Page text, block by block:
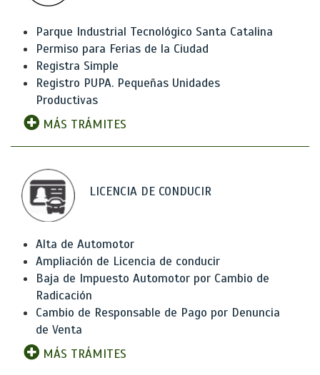
Parque Industrial Tecnológico Santa Catalina
Permiso para Ferias de la Ciudad
Registra Simple
Registro PUPA. Pequeñas Unidades
Productivas
MÁS TRÁMITES
LICENCIA DE CONDUCIR
Alta de Automotor
Ampliación de Licencia de conducir
Baja de Impuesto Automotor por Cambio de
Radicación
Cambio de Responsable de Pago por Denuncia
de Venta
MÁS TRÁMITES